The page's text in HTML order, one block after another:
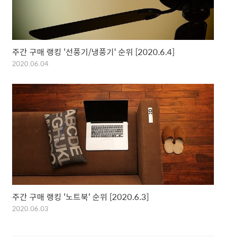
주간 구매 랭킹 '선풍기/냉풍기' 순위 [2020.6.4]
2020.06.04
주간 구매 랭킹 '노트북' 순위 [2020.6.3]
2020.06.03